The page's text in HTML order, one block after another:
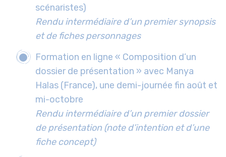
scénaristes)
Rendu intermédiaire d’un premier synopsis
et de fiches personnages
Formation en ligne « Composition d’un
dossier de présentation » avec Manya
Halas (France), une demi-journée fin août et
mi-octobre
Rendu intermédiaire d’un premier dossier
de présentation (note d’intention et d’une
fiche concept)